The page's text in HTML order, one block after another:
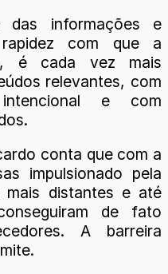
das informações e
com que a
é cada vez mais
relevantes, com
intencional e com
conta que com a
impulsionado pela
mais distantes e até
de fato
A barreira